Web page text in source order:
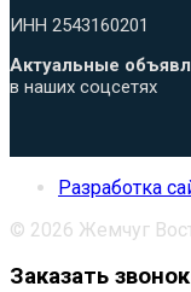
ИНН 2543160201
Актуальные
в наших соцсетях
Разработка
© 2026 Жемчуг
Заказать звонок